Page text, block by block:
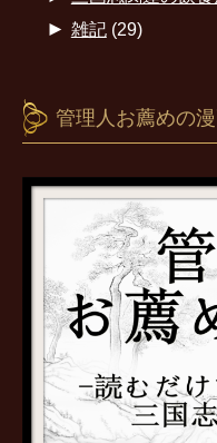
► 雑記(29)
管理人お薦めの